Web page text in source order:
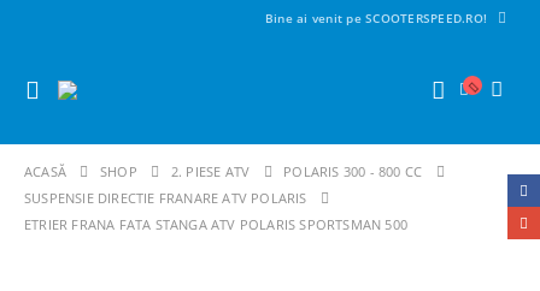
Bine ai venit pe SCOOTERSPEED.RO!
ACASĂ SHOP 2. PIESE ATV
POLARIS 300 - 800 CC
SUSPENSIE DIRECTIE FRANARE ATV POLARIS
ETRIER FRANA FATA STANGA ATV POLARIS SPORTSMAN 500